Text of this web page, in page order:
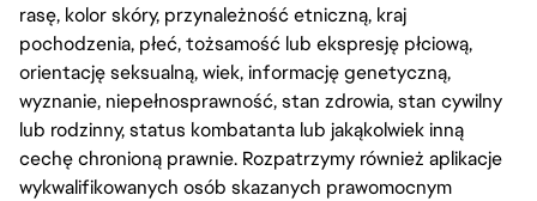
rasę, kolor skóry, przynależność etniczną, kraj
pochodzenia, płeć, tożsamość lub ekspresję płciową,
orientację seksualną, wiek, informację genetyczną,
wyznanie, niepełnosprawność, stan zdrowia, stan cywilny
lub rodzinny, status kombatanta lub jakąkolwiek inną
cechę chronioną prawnie. Rozpatrzymy również aplikacje
wykwalifikowanych osób skazanych prawomocnym